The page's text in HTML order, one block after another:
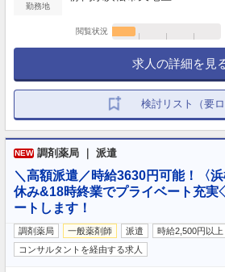
勤務地
閲覧状況
求人の詳細を見
検討リスト（要ロ
NEW 調剤薬局 ｜ 派遣
＼高額派遣／時給3630円可能！〈
休み&18時終業でプライベート充
ートします！
調剤薬局 一般薬剤師 派遣 時給2,500円以上
コンサルタントを経由する求人